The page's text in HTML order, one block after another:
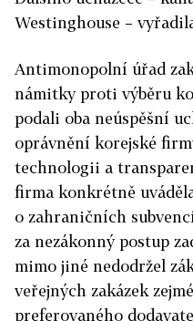
Westinghouse –
Antimonopolní úřad
námitky proti výběru
podali oba neúspěšní
oprávnění korejské
technologii a
firma konkrétně
o zahraničních
za nezákonný postup
mimo jiné nedodržel
veřejných zakázek
preferovaného